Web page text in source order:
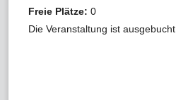
Freie Plätze: 0
Die Veranstaltung ist ausgebucht.